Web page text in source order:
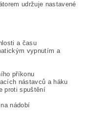
udržuje nastavené
a času
vypnutím a
příkonu
nástavců a háku
proti spuštění
nádobí